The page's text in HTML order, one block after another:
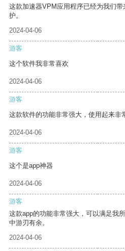
这款加速器VPM应用程序已经为我们
护。
2024-04-06
游客
这个软件我非常喜欢
2024-04-06
游客
这款软件的功能非常强大，使用起来非
2024-04-06
游客
这个是app神器
2024-04-06
游客
这款app的功能非常强大，可以满足我
中游刃有余。
2024-04-06